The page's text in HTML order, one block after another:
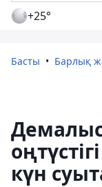
+25°
Басты Барлық
Демалыс
күн